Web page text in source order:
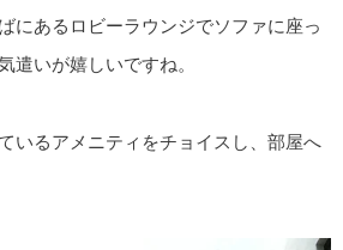
にあるロビーラウンジでソファに座っ
遣いが嬉しいですね。
いるアメニティをチョイスし、部屋へ